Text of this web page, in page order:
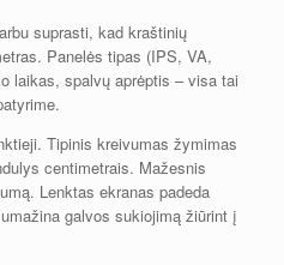
suprasti, kad kraštinių
Panelės tipas (IPS, VA,
laikas, spalvų aprėptis – visa tai
Tipinis kreivumas žymimas
centimetrais. Mažesnis
Lenktas ekranas padeda
galvos sukiojimą žiūrint į